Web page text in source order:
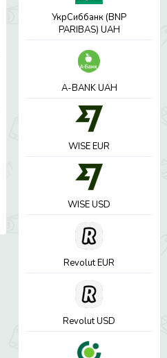
УкрСиббанк (BNP
PARIBAS) UAH
A-BANK UAH
WISE EUR
WISE USD
Revolut EUR
Revolut USD